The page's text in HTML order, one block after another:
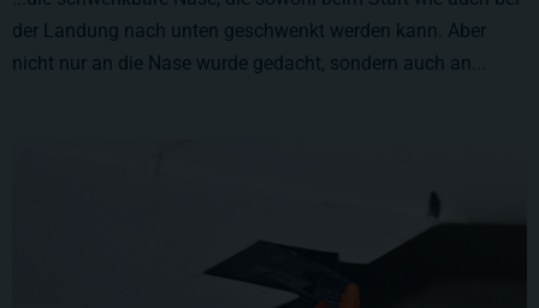
der Landung nach unten geschwenkt werden kann. Aber
nicht nur an die Nase wurde gedacht, sondern auch an...